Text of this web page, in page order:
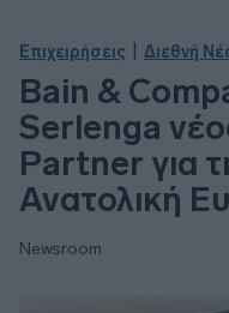
Επιχειρήσεις Διεθνή
Bain &
Serlenga
Partner για
Ανατολική
Newsroom